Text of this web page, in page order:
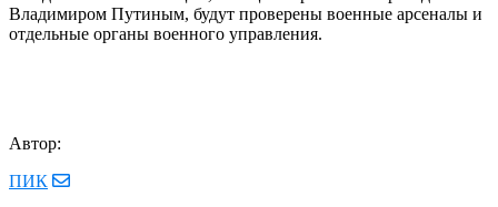
Владимиром Путиным, будут проверены военные арсеналы и
отдельные органы военного управления.
Автор:
ПИК